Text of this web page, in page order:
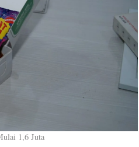
1,6 Juta